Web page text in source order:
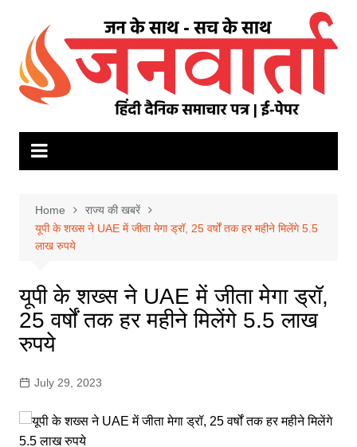
content
Home
राज्य की खबरें
यूपी के शख्स ने UAE में जीता मेगा ड्रॉ, 25 वर्षों तक हर महीने मिलेंगे 5.5
लाख रुपये
यूपी के शख्स ने UAE में जीता मेगा ड्रॉ,
25 वर्षों तक हर महीने मिलेंगे 5.5 लाख
रुपये
July 29, 2023